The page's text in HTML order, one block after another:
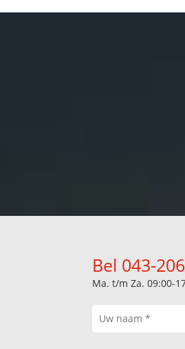
Bel 043-
Ma. t/m Za. 09:00-